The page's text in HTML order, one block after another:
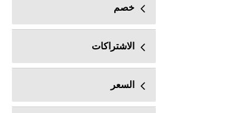
خصم
الاشتراكات
السعر